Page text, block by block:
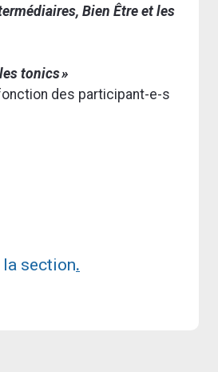
Bien Être et les
tonics »
des participant-e-s
la section.